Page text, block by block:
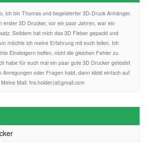
ich bin Thomas und begeisterter 3D-Druck Anhänger.
erster 3D Drucker, vor ein paar Jahren, war ein
Seitdem hat mich das 3D Fieber gepackt und
möchte ich meine Erfahrung mit euch teilen. Ich
Einsteigern helfen, nicht die gleichen Fehler zu
habe für euch mal ein paar gute 3D Drucker getestet
Anregungen oder Fragen habt, dann klickt einfach auf
Mail: fns.holder(at)gmail.com